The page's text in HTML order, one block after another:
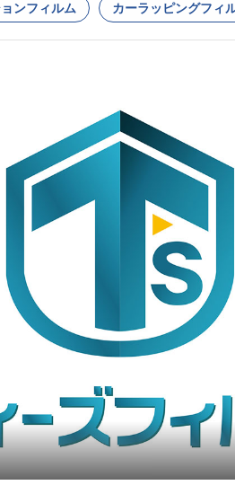
ンフィルム カーラッピングフィ